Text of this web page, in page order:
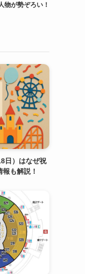
物が勢ぞろい！
日）はなぜ祝
も解説！